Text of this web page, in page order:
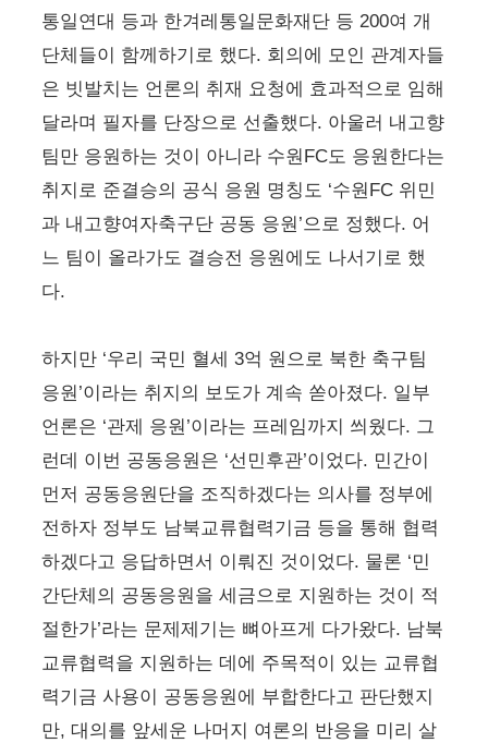
통일연대 등과 한겨레통일문화재단 등 200여 개
단체들이 함께하기로 했다. 회의에 모인 관계자들
은 빗발치는 언론의 취재 요청에 효과적으로 임해
달라며 필자를 단장으로 선출했다. 아울러 내고향
팀만 응원하는 것이 아니라 수원FC도 응원한다는
취지로 준결승의 공식 응원 명칭도 ‘수원FC 위민
과 내고향여자축구단 공동 응원’으로 정했다. 어
느 팀이 올라가도 결승전 응원에도 나서기로 했
다.
하지만 ‘우리 국민 혈세 3억 원으로 북한 축구팀
응원’이라는 취지의 보도가 계속 쏟아졌다. 일부
언론은 ‘관제 응원’이라는 프레임까지 씌웠다. 그
런데 이번 공동응원은 ‘선민후관’이었다. 민간이
먼저 공동응원단을 조직하겠다는 의사를 정부에
전하자 정부도 남북교류협력기금 등을 통해 협력
하겠다고 응답하면서 이뤄진 것이었다. 물론 ‘민
간단체의 공동응원을 세금으로 지원하는 것이 적
절한가’라는 문제제기는 뼈아프게 다가왔다. 남북
교류협력을 지원하는 데에 주목적이 있는 교류협
력기금 사용이 공동응원에 부합한다고 판단했지
만, 대의를 앞세운 나머지 여론의 반응을 미리 살